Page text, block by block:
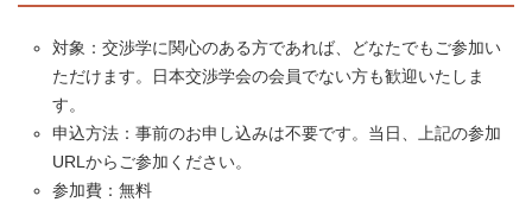
対象：交渉学に関心のある方であれば、どなたでもご参加い
ただけます。日本交渉学会の会員でない方も歓迎いたしま
す。
申込方法：事前のお申し込みは不要です。当日、上記の参加
URLからご参加ください。
参加費：無料